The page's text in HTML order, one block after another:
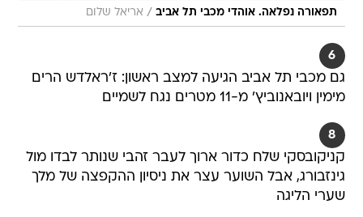
תפאורה נפלאה. אוהדי מכבי תל אביב / אריאל שלום
6
גם מכבי תל אביב הגיעה למצב ראשון: ז'ראלדש הרים
מימין ויובאנוביץ' מ-11 מטרים נגח לשמיים
8
קניקובסקי שלח כדור ארוך לעבר זהבי שנותר לבדו מול
גינזבורג, אבל השוער עצר את ניסיון ההקפצה של מלך
שערי הליגה